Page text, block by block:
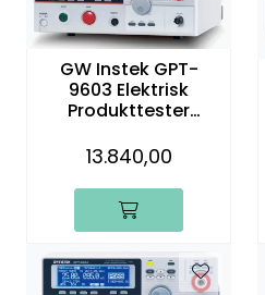
GW Instek GPT-
9603 Elektrisk
Produkttester
13.840,00
Miljø og sikkerhet
Kalibratorer
Termografi
Undervisning
Navigasjon & Kommunikasjon